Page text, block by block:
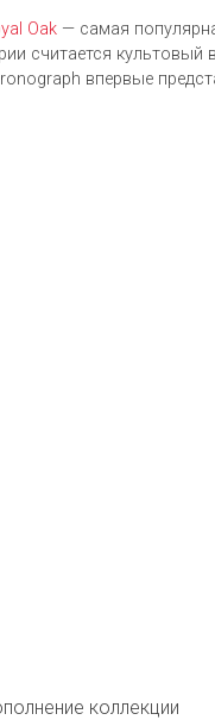
Oak — самая
считается
впервые
коллекции